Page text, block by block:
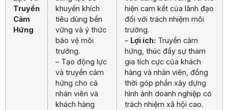
Truyền
Cảm
Hứng
khuyến khích
tiêu dùng bền
vững và ý thức
bảo vệ môi
trường.
– Tạo động lực
và truyền cảm
hứng cho cả
nhân viên và
khách hàng
hiện cam kết của lãnh đạo
đối với trách nhiệm môi
trường.
– Lợi ích: Truyền cảm
hứng, thúc đẩy sự tham
gia tích cực của khách
hàng và nhân viên, đồng
thời góp phần xây dựng
hình ảnh doanh nghiệp có
trách nhiệm xã hội cao.